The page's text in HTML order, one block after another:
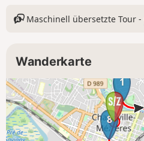
Maschinell übersetzte Tour -
Wanderkarte
1
8